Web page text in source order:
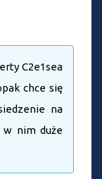
C2e1sea
chce się
na
w nim duże